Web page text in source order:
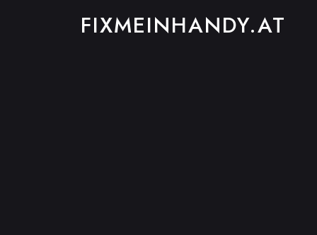
FIXMEINHANDY.AT